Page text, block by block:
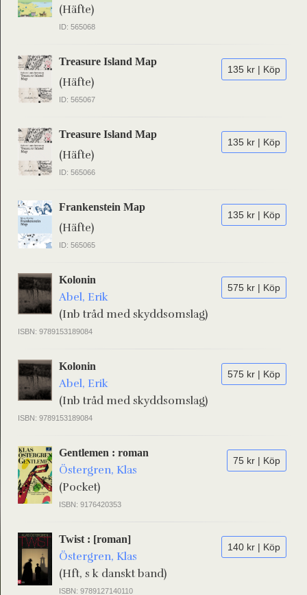
(Häfte)
ID: 565068
135 kr | Köp
Treasure Island Map
(Häfte)
ID: 565067
135 kr | Köp
Treasure Island Map
(Häfte)
ID: 565066
135 kr | Köp
Frankenstein Map
(Häfte)
ID: 565065
575 kr | Köp
Kolonin
Abel, Erik
(Inb tråd med skyddsomslag)
ISBN: 9789153189084
575 kr | Köp
Kolonin
Abel, Erik
(Inb tråd med skyddsomslag)
ISBN: 9789153189084
75 kr | Köp
Gentlemen : roman
Östergren, Klas
(Pocket)
ISBN: 9176420353
140 kr | Köp
Twist : [roman]
Östergren, Klas
(Hft, s k danskt band)
ISBN: 9789127140110